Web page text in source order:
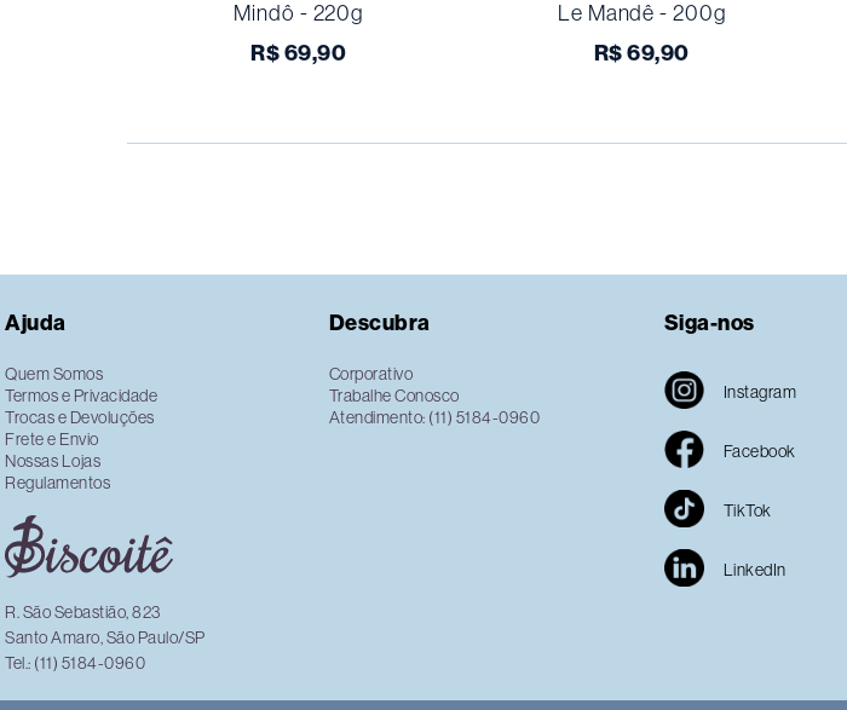
Mindô - 220g
R$69,90
Le Mandê - 200g
R$69,90
Ajuda
Quem Somos
Termos e Privacidade
Trocas e Devoluções
Frete e Envio
Nossas Lojas
Regulamentos
R. São Sebastião, 823
Santo Amaro, São Paulo/SP
Tel.: (11) 5184-0960
Descubra
Corporativo
Trabalhe Conosco
Atendimento: (11) 5184-0960
Siga-nos
Instagram
Facebook
TikTok
LinkedIn